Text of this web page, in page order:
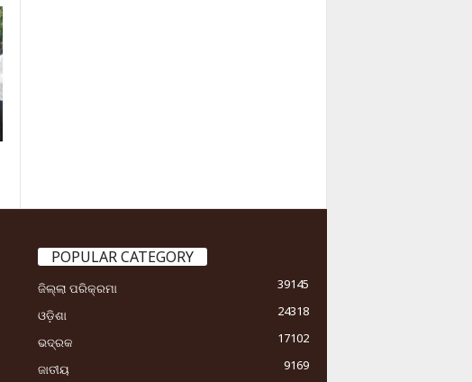
POPULAR CATEGORY
ଜିଲ୍ଲା ପରିକ୍ରମା
39145
ଓଡ଼ିଶା
24318
ଭଦ୍ରକ
17102
ଜାତୀୟ
9169